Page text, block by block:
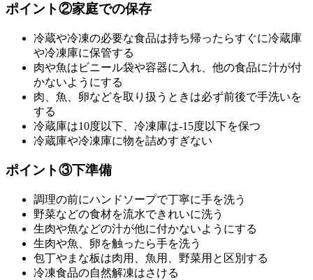
ポイント②家庭での保存
冷蔵や冷凍の必要な食品は持ち帰ったらすぐに冷蔵庫
や冷凍庫に保管する
肉や魚はビニール袋や容器に入れ、他の食品に汁が付
かないようにする
肉、魚、卵などを取り扱うときは必ず前後で手洗いを
する
冷蔵庫は10度以下、冷凍庫は-15度以下を保つ
冷蔵庫や冷凍庫に物を詰めすぎない
ポイント③下準備
調理の前にハンドソープで丁寧に手を洗う
野菜などの食材を流水できれいに洗う
生肉や魚などの汁が他に付かないようにする
生肉や魚、卵を触ったら手を洗う
包丁やまな板は肉用、魚用、野菜用と区別する
冷凍食品の自然解凍はさける